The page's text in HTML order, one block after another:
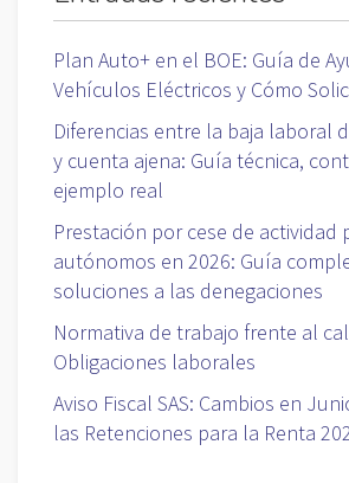
Plan Auto+ en el BOE: Guía de
Vehículos Eléctricos y Cómo
Diferencias entre la baja laboral
y cuenta ajena: Guía técnica,
ejemplo real
Prestación por cese de actividad
autónomos en 2026: Guía
soluciones a las denegaciones
Normativa de trabajo frente al
Obligaciones laborales
Aviso Fiscal SAS: Cambios en
las Retenciones para la Renta